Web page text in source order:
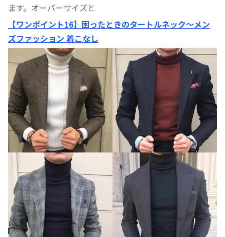
ます。オーバーサイズと
【ワンポイント16】困ったときのタートルネック〜メン
ズファッション 着こなし